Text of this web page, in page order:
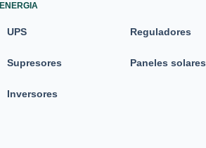
ENERGIA
UPS Reguladores
Supresores Paneles solares
Inversores